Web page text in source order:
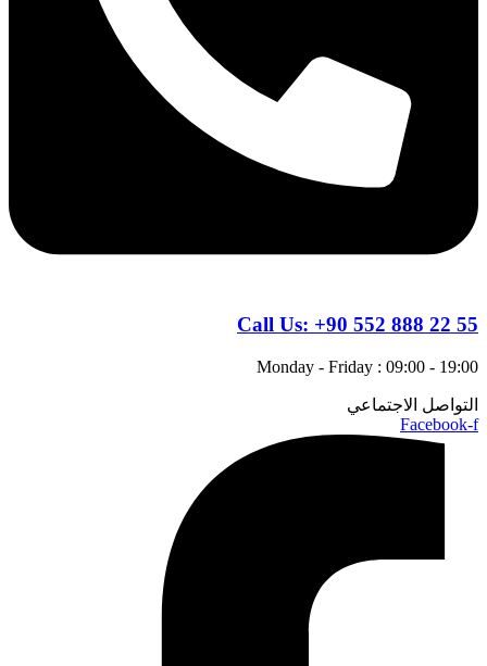
Call Us: +90 552 888 22 55
Monday - Friday : 09:00 - 19:00
التواصل الاجتماعي
Facebook-f